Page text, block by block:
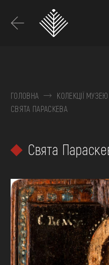
основного
КОЛЕКЦІЇ
ВИСТАВКИ ТА ПОДІЇ
ВІДВІДАТИ
НАВЧИТИСЯ
ПОСЛУГИ
FAQ
ОНЛАЙН-КРАМНИЦЯ
ПІДТРИМАТИ
ГОЛОВНА КОЛЕКЦІЇ МУЗЕЮ
СВЯТА ПАРАСКЕВА
Свята